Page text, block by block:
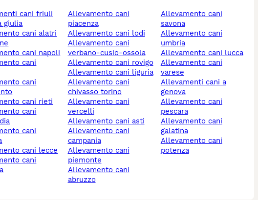
giulia
cani napoli
cani rieti
cani lecce
allevamento cani
piacenza
allevamento cani lodi
allevamento cani
verbano-cusio-ossola
allevamento cani rovigo
allevamento cani liguria
allevamento cani
chivasso torino
allevamento cani
vercelli
allevamento cani asti
allevamento cani
campania
allevamento cani
piemonte
allevamento cani
abruzzo
allevamento cani
savona
allevamento cani
umbria
allevamento cani lucca
allevamento cani
varese
allevamenti cani a
genova
allevamento cani
pescara
allevamento cani
galatina
allevamento cani
potenza